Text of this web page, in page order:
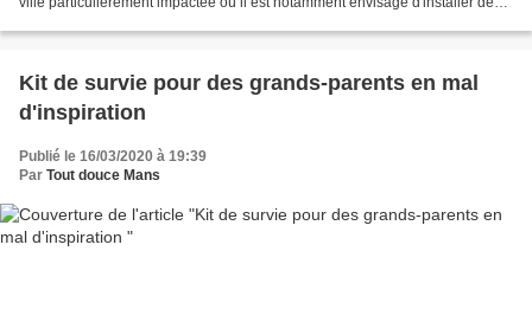
Kit de survie pour des grands-parents en mal
d'inspiration
Publié le 16/03/2020 à 19:39
Par Tout douce Mans